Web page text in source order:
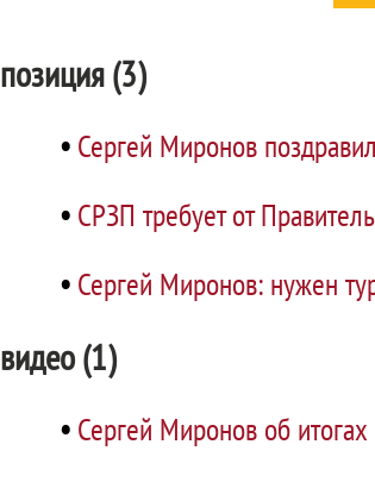
позиция (3)
• Сергей Миронов
• СРЗП требует от
• Сергей Миронов: нужен
видео (1)
• Сергей Миронов об